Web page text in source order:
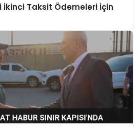
İkinci Taksit Ödemeleri İçin